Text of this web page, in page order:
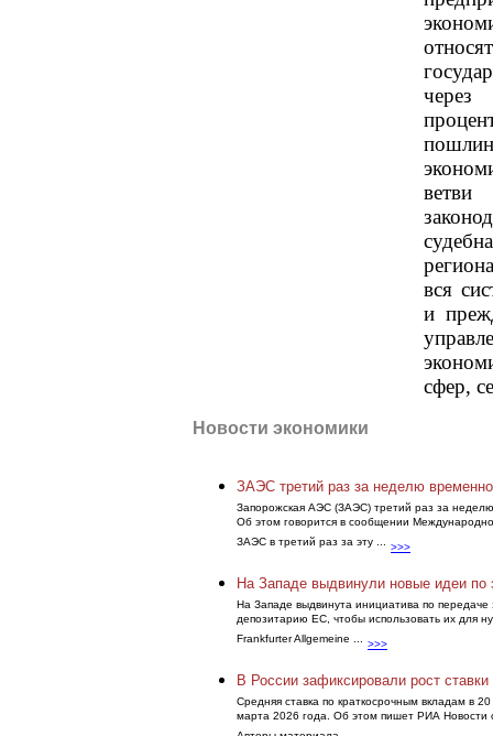
через
вся
и
сфер,
Новости экономики
ЗАЭС третий раз за неделю
Запорожская АЭС (ЗАЭС) третий раз за
Об этом говорится в сообщении
ЗАЭС в третий раз за эту ... >>>
На Западе выдвинули новые идеи
На Западе выдвинута инициатива по
депозитарию ЕС, чтобы использовать их для
Frankfurter Allgemeine ... >>>
В России зафиксировали рост
Средняя ставка по краткосрочным вкладам в
марта 2026 года. Об этом пишет РИА Новости